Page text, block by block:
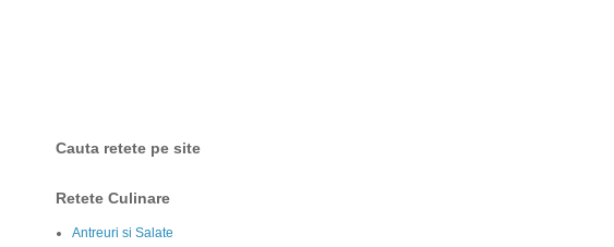
Cauta retete pe site
Retete Culinare
Antreuri si Salate